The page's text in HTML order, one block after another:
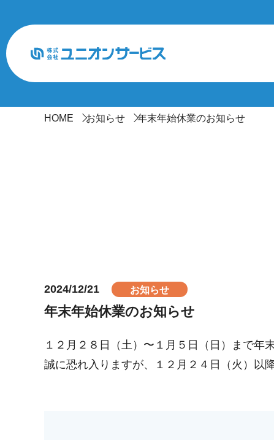
HOME お知らせ 年末年始休業のお知らせ
2024/12/21 お知らせ
年末年始休業のお知らせ
１２月２８日（土）〜１月５日（日）まで年
誠に恐れ入りますが、１２月２４日（火）以